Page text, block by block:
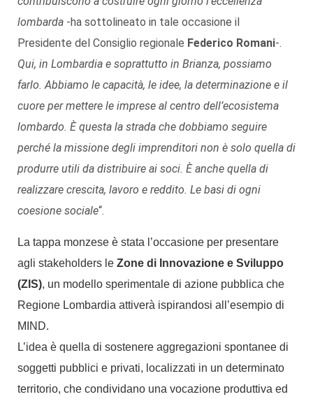
lombarda -ha sottolineato in tale occasione il
Presidente del Consiglio regionale Federico Romani-.
Qui, in Lombardia e soprattutto in Brianza, possiamo
farlo. Abbiamo le capacità, le idee, la determinazione e il
cuore per mettere le imprese al centro dell’ecosistema
lombardo. È questa la strada che dobbiamo seguire
perché la missione degli imprenditori non è solo quella di
produrre utili da distribuire ai soci. È anche quella di
realizzare crescita, lavoro e reddito. Le basi di ogni
coesione sociale“.
La tappa monzese è stata l’occasione per presentare
agli stakeholders le Zone di Innovazione e Sviluppo
(ZIS), un modello sperimentale di azione pubblica che
Regione Lombardia attiverà ispirandosi all’esempio di
MIND.
L’idea è quella di sostenere aggregazioni spontanee di
soggetti pubblici e privati, localizzati in un determinato
territorio, che condividano una vocazione produttiva ed